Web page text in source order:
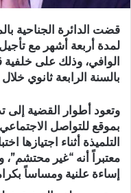
قضت الدائرة الجناحية
لمدة أربعة أشهر مع
الوافي، وذلك على
بالسنة الرابعة ثانوي خلال
وتعود أطوار القضية إلى
بموقع للتواصل
التلميذة أثناء اجتيازها
معتبراً أنه “غير محتشم”،
إساءة علنية ومساساً